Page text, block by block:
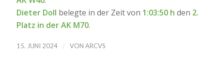
Dieter Doll belegte in der Zeit von 1:03:50 h den 2.
Platz in der AK M70.
15. JUNI 2024 / VON ARCVS